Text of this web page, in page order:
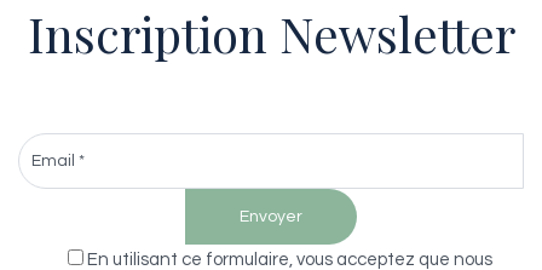
Inscription Newsletter
En utilisant ce formulaire, vous acceptez que nous